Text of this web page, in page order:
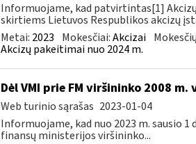
Informuojame, kad patvirtintas[1]
skirtiems Lietuvos Respublikos akcizų
Metai: 2023 Mokesčiai:Akcizai
Akcizų pakeitimai nuo 2024 m.
Dėl VMI prie FM viršininko 2008
Web turinio sąrašas 2023-01-04
Informuojame, kad nuo 2023 m. sausio 1
finansų ministerijos viršininko...